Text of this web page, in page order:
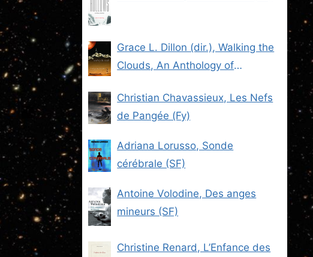
Grace L. Dillon (dir.), Walking the
Clouds, An Anthology of
Christian Chavassieux, Les Nefs
de Pangée (Fy)
Adriana Lorusso, Sonde
cérébrale (SF)
Antoine Volodine, Des anges
mineurs (SF)
Christine Renard, L’Enfance des